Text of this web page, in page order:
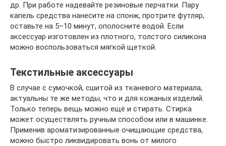
др. При работе надевайте резиновые перчатки. Пару
капель средства нанесите на спонж, протрите футляр,
оставьте на 5–10 минут, ополосните водой. Если
аксессуар изготовлен из плотного, толстого силикона
можно воспользоваться мягкой щеткой.
Текстильные аксессуары
В случае с сумочкой, сшитой из тканевого материала,
актуальны те же методы, что и для кожаных изделий.
Только теперь вещь можно ещё и стирать. Стирка
может осуществлять ручным способом или в машинке.
Применив ароматизированные очищающие средства,
можно быстро ликвидировать вонь от милого